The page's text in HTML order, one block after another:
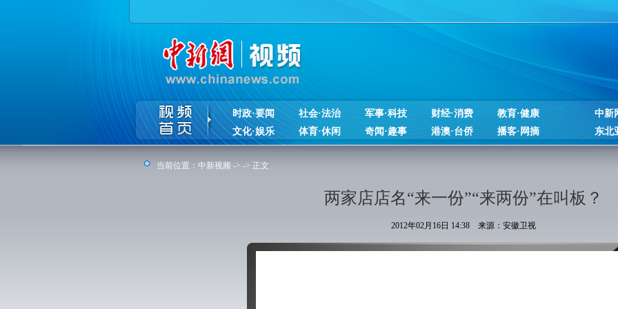
时政·要闻 社会·法治 军事·科技 财经·消费
教育·健康
文化·娱乐
体育·休闲 奇闻·趣事 港澳·台侨 播客·网摘
中新
东北
当前位置： 中新视频 -> -> 正文
两家店店名“来一份”“来两份”在叫板？
2012年02月16日 14:38 来源：安徽卫视